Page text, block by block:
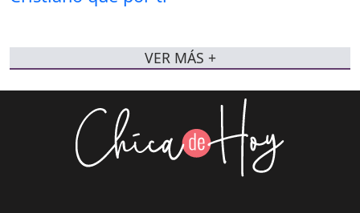
VER MÁS +